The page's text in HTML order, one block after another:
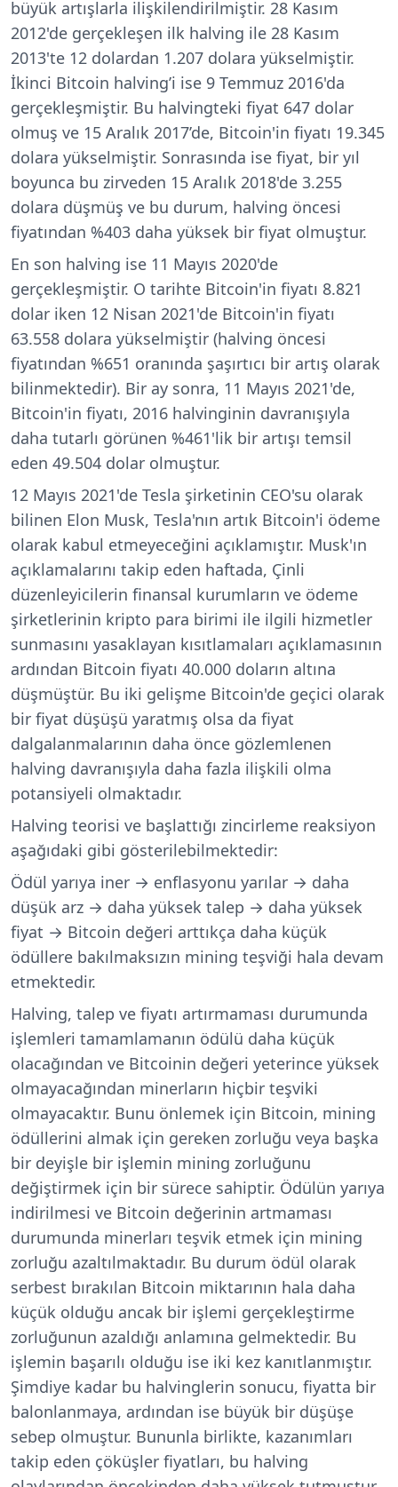
büyük artışlarla ilişkilendirilmiştir. 28 Kasım
2012'de gerçekleşen ilk halving ile 28 Kasım
2013'te 12 dolardan 1.207 dolara yükselmiştir.
İkinci Bitcoin halving’i ise 9 Temmuz 2016'da
gerçekleşmiştir. Bu halvingteki fiyat 647 dolar
olmuş ve 15 Aralık 2017’de, Bitcoin'in fiyatı 19.345
dolara yükselmiştir. Sonrasında ise fiyat, bir yıl
boyunca bu zirveden 15 Aralık 2018'de 3.255
dolara düşmüş ve bu durum, halving öncesi
fiyatından %403 daha yüksek bir fiyat olmuştur.
En son halving ise 11 Mayıs 2020'de
gerçekleşmiştir. O tarihte Bitcoin'in fiyatı 8.821
dolar iken 12 Nisan 2021'de Bitcoin'in fiyatı
63.558 dolara yükselmiştir (halving öncesi
fiyatından %651 oranında şaşırtıcı bir artış olarak
bilinmektedir). Bir ay sonra, 11 Mayıs 2021'de,
Bitcoin'in fiyatı, 2016 halvinginin davranışıyla
daha tutarlı görünen %461'lik bir artışı temsil
eden 49.504 dolar olmuştur.
12 Mayıs 2021'de Tesla şirketinin CEO'su olarak
bilinen Elon Musk, Tesla'nın artık Bitcoin'i ödeme
olarak kabul etmeyeceğini açıklamıştır. Musk'ın
açıklamalarını takip eden haftada, Çinli
düzenleyicilerin finansal kurumların ve ödeme
şirketlerinin kripto para birimi ile ilgili hizmetler
sunmasını yasaklayan kısıtlamaları açıklamasının
ardından Bitcoin fiyatı 40.000 doların altına
düşmüştür. Bu iki gelişme Bitcoin'de geçici olarak
bir fiyat düşüşü yaratmış olsa da fiyat
dalgalanmalarının daha önce gözlemlenen
halving davranışıyla daha fazla ilişkili olma
potansiyeli olmaktadır.
Halving teorisi ve başlattığı zincirleme reaksiyon
aşağıdaki gibi gösterilebilmektedir:
Ödül yarıya iner → enflasyonu yarılar → daha
düşük arz → daha yüksek talep → daha yüksek
fiyat → Bitcoin değeri arttıkça daha küçük
ödüllere bakılmaksızın mining teşviği hala devam
etmektedir.
Halving, talep ve fiyatı artırmaması durumunda
işlemleri tamamlamanın ödülü daha küçük
olacağından ve Bitcoinin değeri yeterince yüksek
olmayacağından minerların hiçbir teşviki
olmayacaktır. Bunu önlemek için Bitcoin, mining
ödüllerini almak için gereken zorluğu veya başka
bir deyişle bir işlemin mining zorluğunu
değiştirmek için bir sürece sahiptir. Ödülün yarıya
indirilmesi ve Bitcoin değerinin artmaması
durumunda minerları teşvik etmek için mining
zorluğu azaltılmaktadır. Bu durum ödül olarak
serbest bırakılan Bitcoin miktarının hala daha
küçük olduğu ancak bir işlemi gerçekleştirme
zorluğunun azaldığı anlamına gelmektedir. Bu
işlemin başarılı olduğu ise iki kez kanıtlanmıştır.
Şimdiye kadar bu halvinglerin sonucu, fiyatta bir
balonlanmaya, ardından ise büyük bir düşüşe
sebep olmuştur. Bununla birlikte, kazanımları
takip eden çöküşler fiyatları, bu halving